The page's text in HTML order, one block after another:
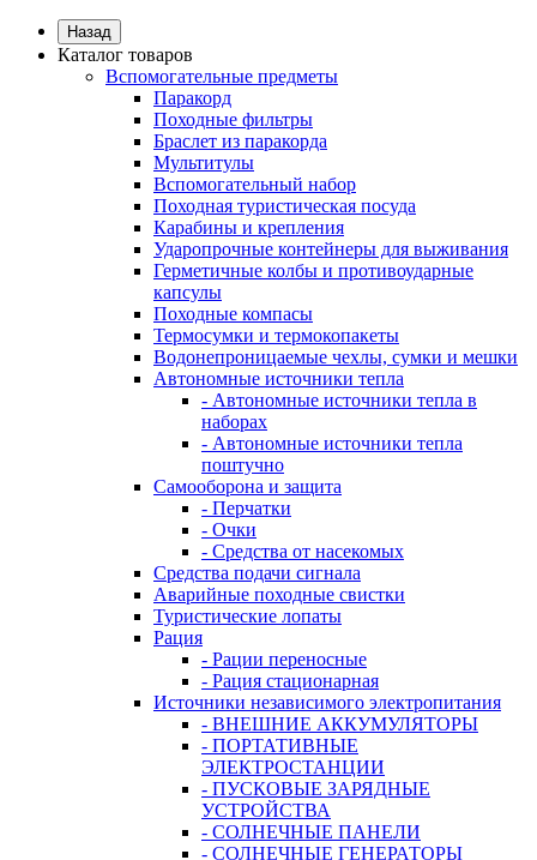
Назад
Каталог товаров
Вспомогательные предметы
Паракорд
Походные фильтры
Браслет из паракорда
Мультитулы
Вспомогательный набор
Походная туристическая посуда
Карабины и крепления
Ударопрочные контейнеры для выживания
Герметичные колбы и противоударные
капсулы
Походные компасы
Термосумки и термокопакеты
Водонепроницаемые чехлы, сумки и мешки
Автономные источники тепла
- Автономные источники тепла в
наборах
- Автономные источники тепла
поштучно
Самооборона и защита
- Перчатки
- Очки
- Средства от насекомых
Средства подачи сигнала
Аварийные походные свистки
Туристические лопаты
Рация
- Рации переносные
- Рация стационарная
Источники независимого электропитания
- ВНЕШНИЕ АККУМУЛЯТОРЫ
- ПОРТАТИВНЫЕ
ЭЛЕКТРОСТАНЦИИ
- ПУСКОВЫЕ ЗАРЯДНЫЕ
УСТРОЙСТВА
- СОЛНЕЧНЫЕ ПАНЕЛИ
- СОЛНЕЧНЫЕ ГЕНЕРАТОРЫ